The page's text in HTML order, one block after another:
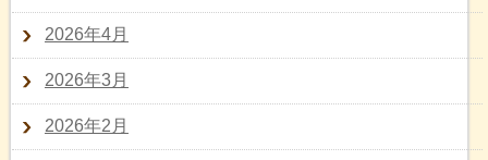
2026年4月
2026年3月
2026年2月